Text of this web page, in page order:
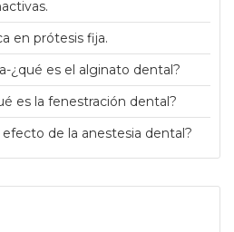
en prótesis fija.
¿qué es el alginato dental?
es la fenestración dental?
de la anestesia dental?